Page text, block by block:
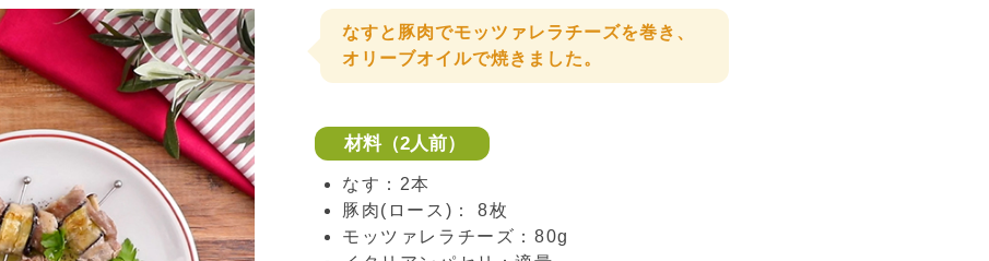
なすと豚肉でモッツァレラチーズを巻き、
オリーブオイルで焼きました。
材料（2人前）
なす：2本
豚肉(ロース)： 8枚
モッツァレラチーズ：80g